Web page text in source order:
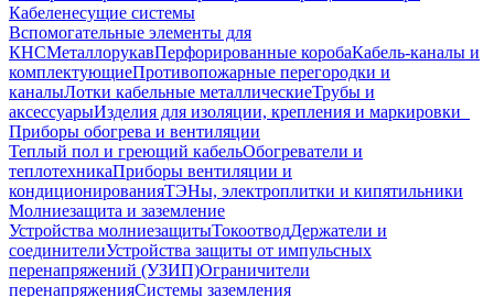
Кабеленесущие системы
Вспомогательные элементы для
КНСМеталлорукавПерфорированные коробаКабель-каналы и
комплектующиеПротивопожарные перегородки и
каналыЛотки кабельные металлическиеТрубы и
аксессуарыИзделия для изоляции, крепления и маркировки
Приборы обогрева и вентиляции
Теплый пол и греющий кабельОбогреватели и
теплотехникаПриборы вентиляции и
кондиционированияТЭНы, электроплитки и кипятильники
Молниезащита и заземление
Устройства молниезащитыТокоотводДержатели и
соединителиУстройства защиты от импульсных
перенапряжений (УЗИП)Ограничители
перенапряженияСистемы заземления